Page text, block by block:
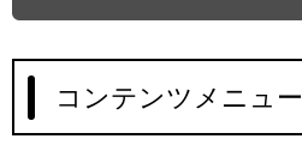
コンテンツメニュー